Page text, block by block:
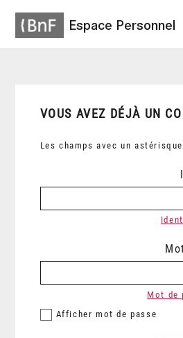
Espace Personnel
VOUS AVEZ DÉJÀ UN
Les champs avec un
Afficher mot de passe
Mot de